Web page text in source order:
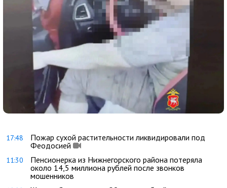
17:48
Пожар сухой растительности ликвидировали под
Феодосией
11:30
Пенсионерка из Нижнегорского района потеряла
около 14,5 миллиона рублей после звонков
мошенников